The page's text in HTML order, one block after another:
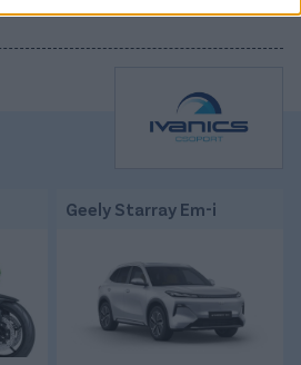
Geely Starray Em-i